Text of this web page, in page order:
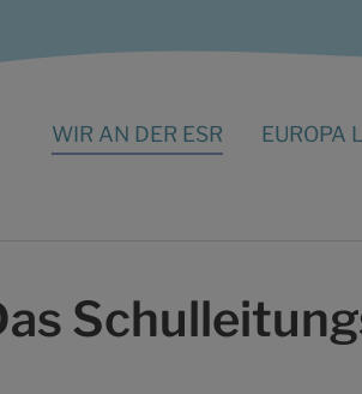
WIR AN DER ESR EUROPA